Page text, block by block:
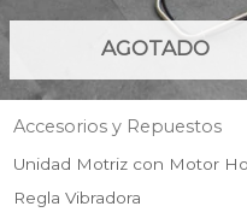
AGOTADO
Accesorios y Repuestos
Unidad Motriz con Motor
Regla Vibradora